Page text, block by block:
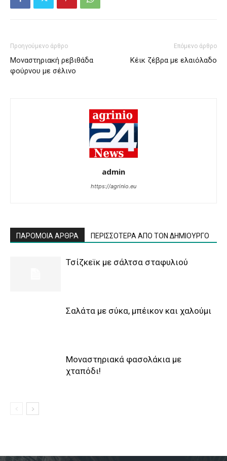
Προηγούμενο άρθρο
Μοναστηριακή ρεβιθάδα
φούρνου με σέλινο
Επόμενο άρθρο
Κέικ ζέβρα με ελαιόλαδο
admin
https://agrinio.eu
ΠΑΡΟΜΟΙΑ ΑΡΘΡΑ ΠΕΡΙΣΣΟΤΕΡΑ ΑΠΟ ΤΟΝ ΔΗΜΙΟΥΡΓΟ
Τσίζκεϊκ με σάλτσα σταφυλιού
Σαλάτα με σύκα, μπέικον και χαλούμι
Μοναστηριακά φασολάκια με
χταπόδι!